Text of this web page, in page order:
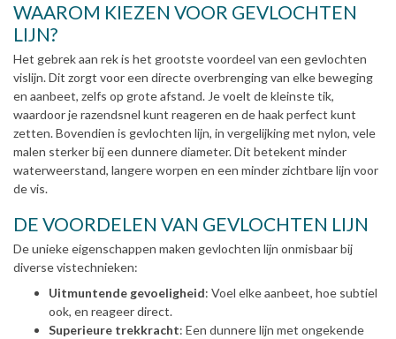
WAAROM KIEZEN VOOR GEVLOCHTEN
LIJN?
Het gebrek aan rek is het grootste voordeel van een gevlochten
vislijn. Dit zorgt voor een directe overbrenging van elke beweging
en aanbeet, zelfs op grote afstand. Je voelt de kleinste tik,
waardoor je razendsnel kunt reageren en de haak perfect kunt
zetten. Bovendien is gevlochten lijn, in vergelijking met nylon, vele
malen sterker bij een dunnere diameter. Dit betekent minder
waterweerstand, langere worpen en een minder zichtbare lijn voor
de vis.
DE VOORDELEN VAN GEVLOCHTEN LIJN
De unieke eigenschappen maken gevlochten lijn onmisbaar bij
diverse vistechnieken:
Uitmuntende gevoeligheid: Voel elke aanbeet, hoe subtiel
ook, en reageer direct.
Superieure trekkracht: Een dunnere lijn met ongekende